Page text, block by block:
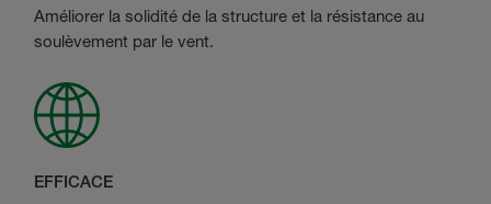
Améliorer la solidité de la structure et la résistance au
soulèvement par le vent.
EFFICACE